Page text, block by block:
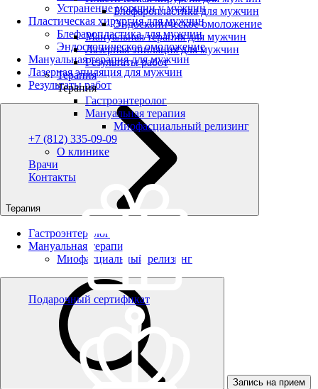
Устранение морщин у мужчин
Пластическая хирургия для мужчин
Блефаропластика для мужчин
Эндоскопическое омоложение
Мануальная терапия для мужчин
Лазерная эпиляция для мужчин
Результаты работ
Терапия
Гастроэнтеролог
Мануальная терапия
Миофасциальный релизинг
Запись на прием
Блефаропластика для мужчин
Эндоскопическое омоложение
Мануальная терапия для мужчин
Лазерная эпиляция для мужчин
Результаты работ
Терапия
Терапия
Гастроэнтеролог
Мануальная терапия
Миофасциальный релизинг
+7 (812) 335-09-09
О клинике
Врачи
Контакты
Подарочный сертификат